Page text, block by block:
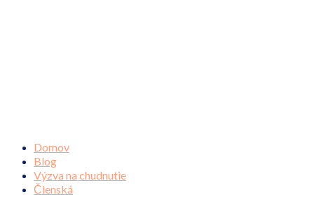
Domov
Blog
Výzva na chudnutie
Členská